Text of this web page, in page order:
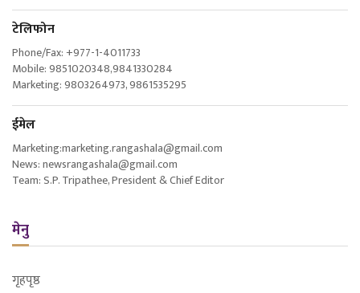
टेलिफोन
Phone/Fax: +977-1-4011733
Mobile: 9851020348,9841330284
Marketing: 9803264973, 9861535295
ईमेल
Marketing:marketing.rangashala@gmail.com
News: newsrangashala@gmail.com
Team: S.P. Tripathee, President & Chief Editor
मेनु
गृहपृष्ठ